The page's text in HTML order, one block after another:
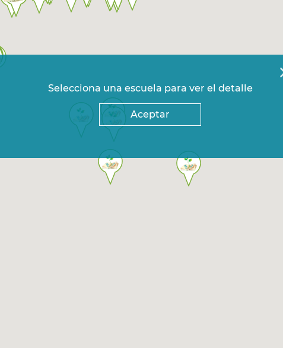
Selecciona una escuela para ver el detalle
Aceptar